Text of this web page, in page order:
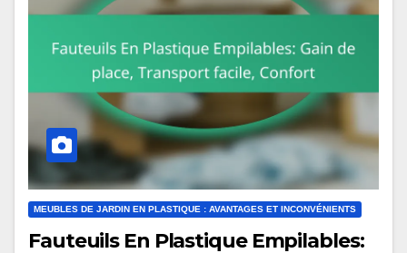
MEUBLES DE JARDIN EN PLASTIQUE : AVANTAGES ET INCONVÉNIENTS
Fauteuils En Plastique Empilables: